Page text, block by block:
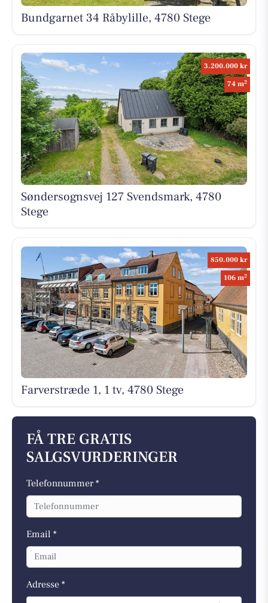
Bundgarnet 34 Råbylille, 4780 Stege
3.200.000 kr
74 m2
Søndersognsvej 127 Svendsmark, 4780
Stege
850.000 kr
106 m2
Farverstræde 1, 1 tv, 4780 Stege
FÅ TRE GRATIS
SALGSVURDERINGER
Telefonnummer *
Email *
Adresse *